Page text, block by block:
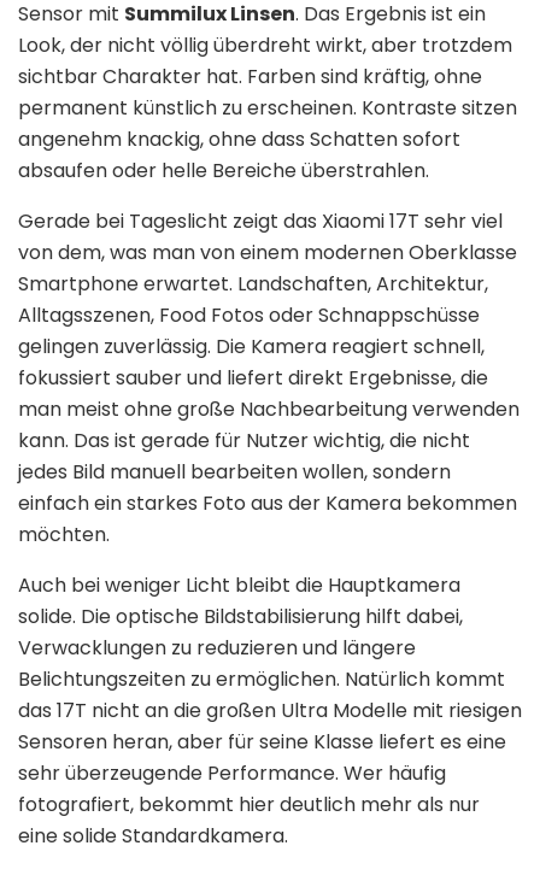
Sensor mit Summilux Linsen. Das Ergebnis ist ein
Look, der nicht völlig überdreht wirkt, aber trotzdem
sichtbar Charakter hat. Farben sind kräftig, ohne
permanent künstlich zu erscheinen. Kontraste sitzen
angenehm knackig, ohne dass Schatten sofort
absaufen oder helle Bereiche überstrahlen.
Gerade bei Tageslicht zeigt das Xiaomi 17T sehr viel
von dem, was man von einem modernen Oberklasse
Smartphone erwartet. Landschaften, Architektur,
Alltagsszenen, Food Fotos oder Schnappschüsse
gelingen zuverlässig. Die Kamera reagiert schnell,
fokussiert sauber und liefert direkt Ergebnisse, die
man meist ohne große Nachbearbeitung verwenden
kann. Das ist gerade für Nutzer wichtig, die nicht
jedes Bild manuell bearbeiten wollen, sondern
einfach ein starkes Foto aus der Kamera bekommen
möchten.
Auch bei weniger Licht bleibt die Hauptkamera
solide. Die optische Bildstabilisierung hilft dabei,
Verwacklungen zu reduzieren und längere
Belichtungszeiten zu ermöglichen. Natürlich kommt
das 17T nicht an die großen Ultra Modelle mit riesigen
Sensoren heran, aber für seine Klasse liefert es eine
sehr überzeugende Performance. Wer häufig
fotografiert, bekommt hier deutlich mehr als nur
eine solide Standardkamera.